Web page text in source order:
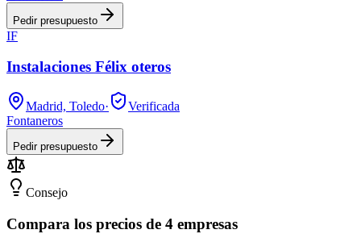
Pedir presupuesto
IF
Instalaciones Félix oteros
Madrid, Toledo·
Verificada
Fontaneros
Pedir presupuesto
Consejo
Compara los precios de 4 empresas